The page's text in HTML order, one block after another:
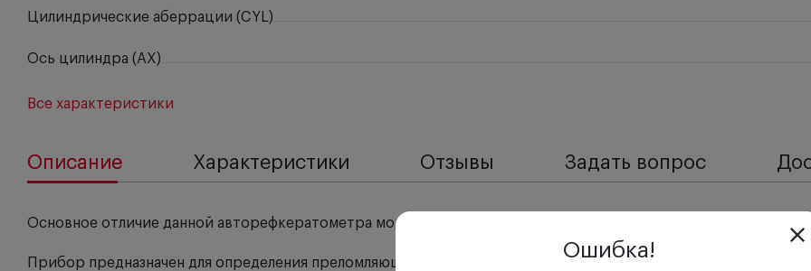
Цилиндрические аберрации (CYL)
Ось цилиндра (AX)
Все характеристики
Описание Характеристики Отзывы Задать вопрос
Основное отличие данной авторефкератометра модели Huvitz HRK-7000A - наличие функции автонаведения.
Прибор предназначен для определения преломляющей силы глаза, кривизны роговицы, измерения
Ошибка!